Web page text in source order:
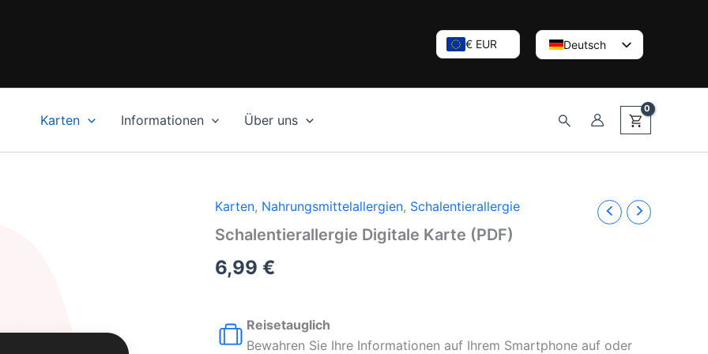
€ EUR
Deutsch
Karten Informationen Über uns Suchen
Karten, Nahrungsmittelallergien, Schalentierallergie
Schalentierallergie Digitale Karte (PDF)
6,99 €
Reisetauglich
Bewahren Sie Ihre Informationen auf Ihrem Smartphone auf oder